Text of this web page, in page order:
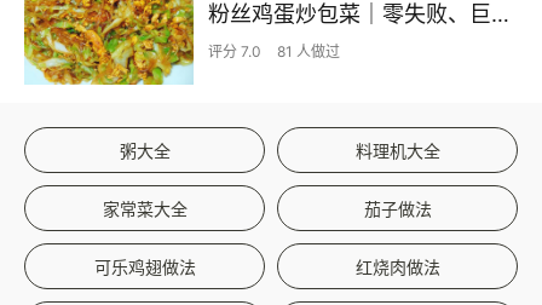
粉丝鸡蛋炒包菜｜零失败、巨下饭
评分 7.0 81 人做过
粥大全 料理机大全
家常菜大全 茄子做法
可乐鸡翅做法 红烧肉做法